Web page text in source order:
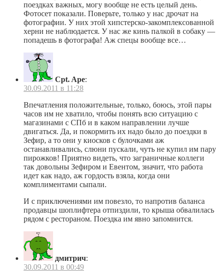
поездках важных, могу вообще не есть целый день.
Фотосет показали. Поверьте, только у нас дрочат на
фотографии. У них этой хипстерско-закомплексованной
херни не наблюдается. У нас же кинь палкой в собаку —
попадешь в фотографа! Аж спецы вообще все…
Cpt. Ape:
30.09.2011 в 11:28
Впечатления положительные, только, боюсь, этой пары
часов им не хватило, чтобы понять всю ситуацию с
магазинами с СПб и в каком направлении лучше
двигаться. Да, и покормить их надо было до поездки в
Зефир, а то они у киосков с булочками аж
останавливались, слюни пускали, чуть не купил им пару
пирожков! Приятно видеть, что заграничные коллеги
так довольны Зефиром и Евентом, значит, что работа
идет как надо, аж гордость взяла, когда они
комплиментами сыпали.
И с приключениями им повезло, то напротив баланса
продавцы шоплифтера отпиздили, то крыша обвалилась
рядом с рестораном. Поездка им явно запомнится.
дмитрич:
30.09.2011 в 00:49